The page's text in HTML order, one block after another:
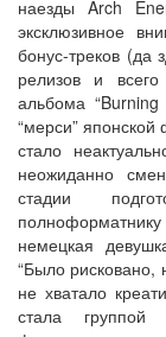
наезды Arch
эксклюзивное
бонус-треков (да
релизов и всего
альбома
“мерси” японской
стало
неожиданно
стадии
немецкая
“Было рисковано,
не хватало
стала группой